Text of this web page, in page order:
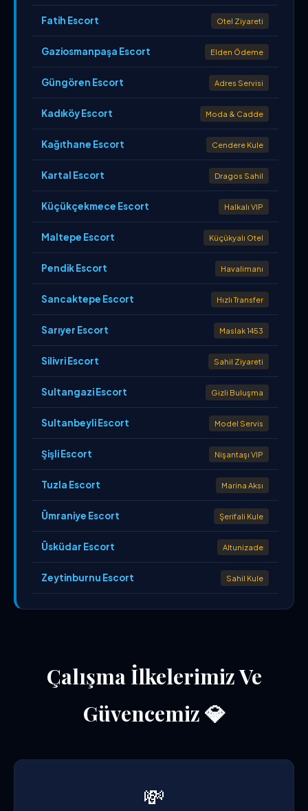
Fatih Escort Otel Ziyareti
Gaziosmanpaşa Escort Elden Ödeme
Güngören Escort Adres Servisi
Kadıköy Escort Moda & Cadde
Kağıthane Escort Cendere Kule
Kartal Escort Dragos Sahil
Küçükçekmece Escort Halkalı VIP
Maltepe Escort Küçükyalı Otel
Pendik Escort Havalimanı
Sancaktepe Escort Hızlı Transfer
Sarıyer Escort Maslak 1453
Silivri Escort Sahil Ziyareti
Sultangazi Escort Gizli Buluşma
Sultanbeyli Escort Model Servis
Şişli Escort Nişantaşı VIP
Tuzla Escort Marina Aksı
Ümraniye Escort Şerifali Kule
Üsküdar Escort Altunizade
Zeytinburnu Escort Sahil Kule
Çalışma İlkelerimiz Ve
Güvencemiz 💎
💸